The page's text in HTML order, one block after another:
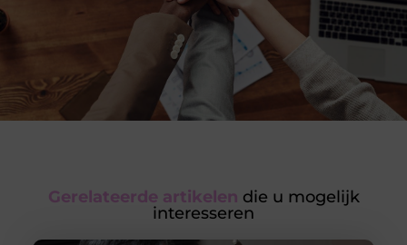
Gerelateerde artikelen die u mogelijk
interesseren